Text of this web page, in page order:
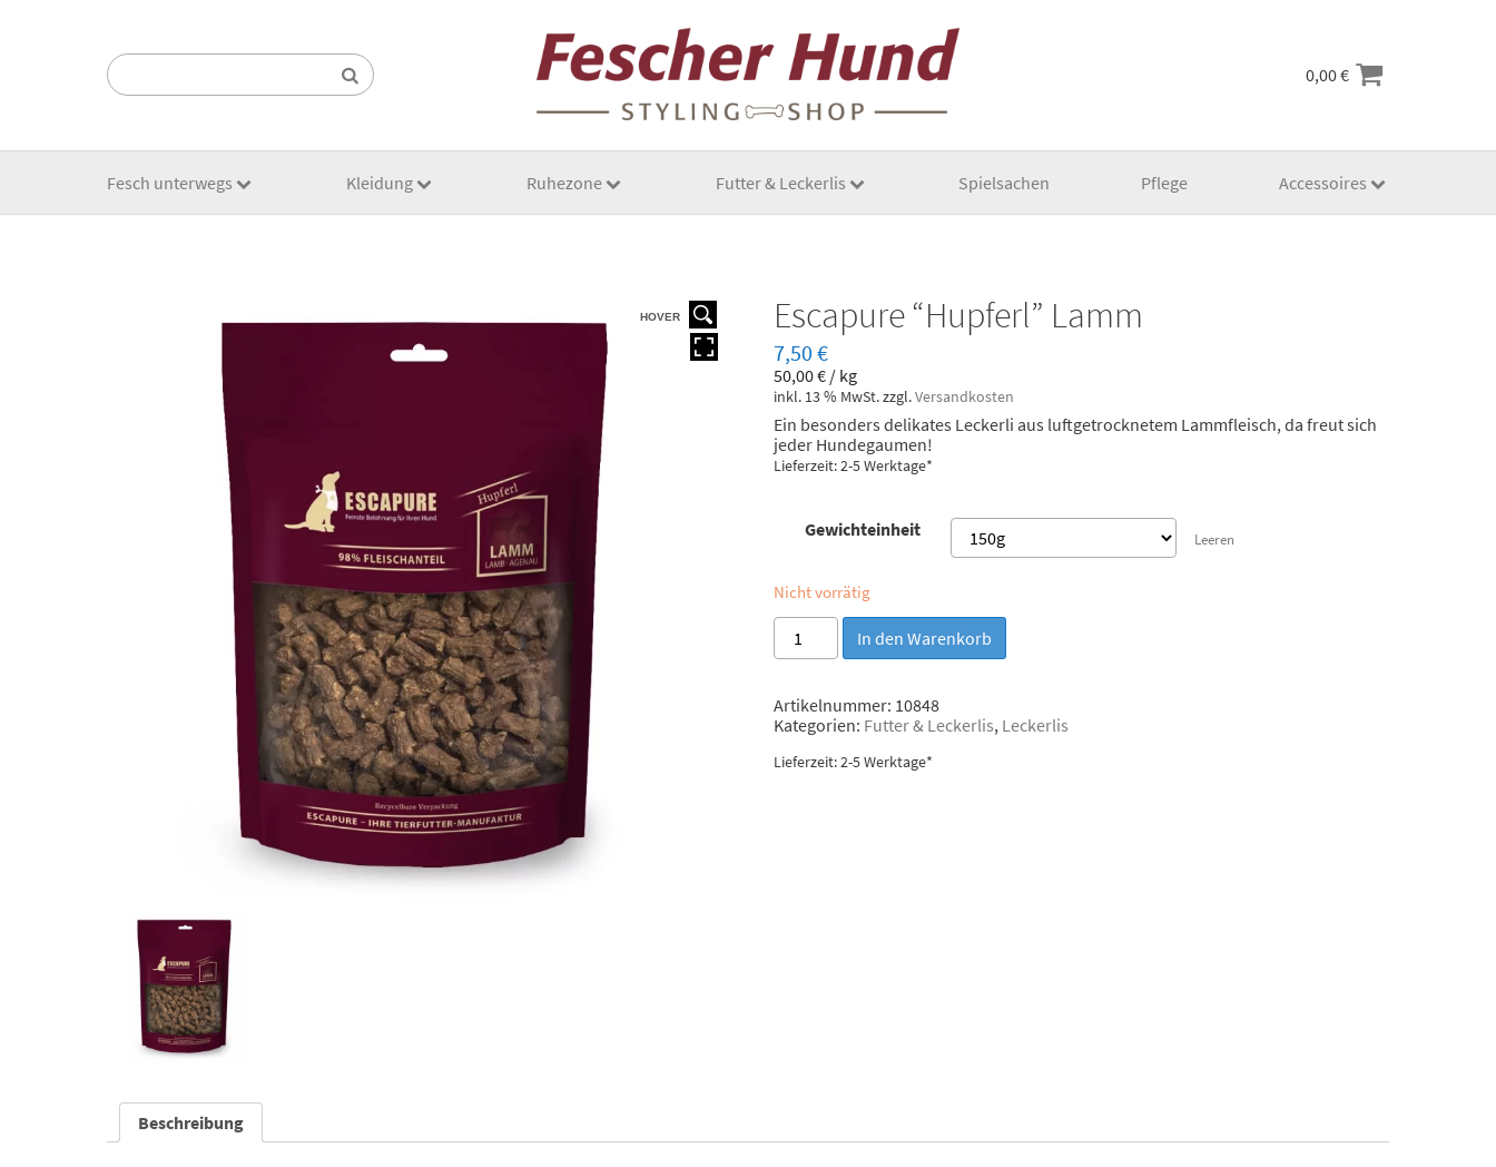
Suchen:
0,00€
Fesch unterwegs Kleidung Ruhezone Futter & Leckerlis Spielsachen Pflege Accessoires
HOVER Escapure “Hupferl” Lamm
7,50€
50,00€ / kg
inkl. 13 % MwSt.zzgl.Versandkosten
Ein besonders delikates Leckerli aus luftgetrocknetem Lammfleisch, da freut sich
jeder Hundegaumen!
Lieferzeit: 2-5 Werktage*
Gewichteinheit Leeren
Nicht vorrätig
Escapure
"Hupferl"
Lamm
In den Warenkorb
Artikelnummer: 10848
Kategorien: Futter & Leckerlis, Leckerlis
Lieferzeit: 2-5 Werktage*
Beschreibung